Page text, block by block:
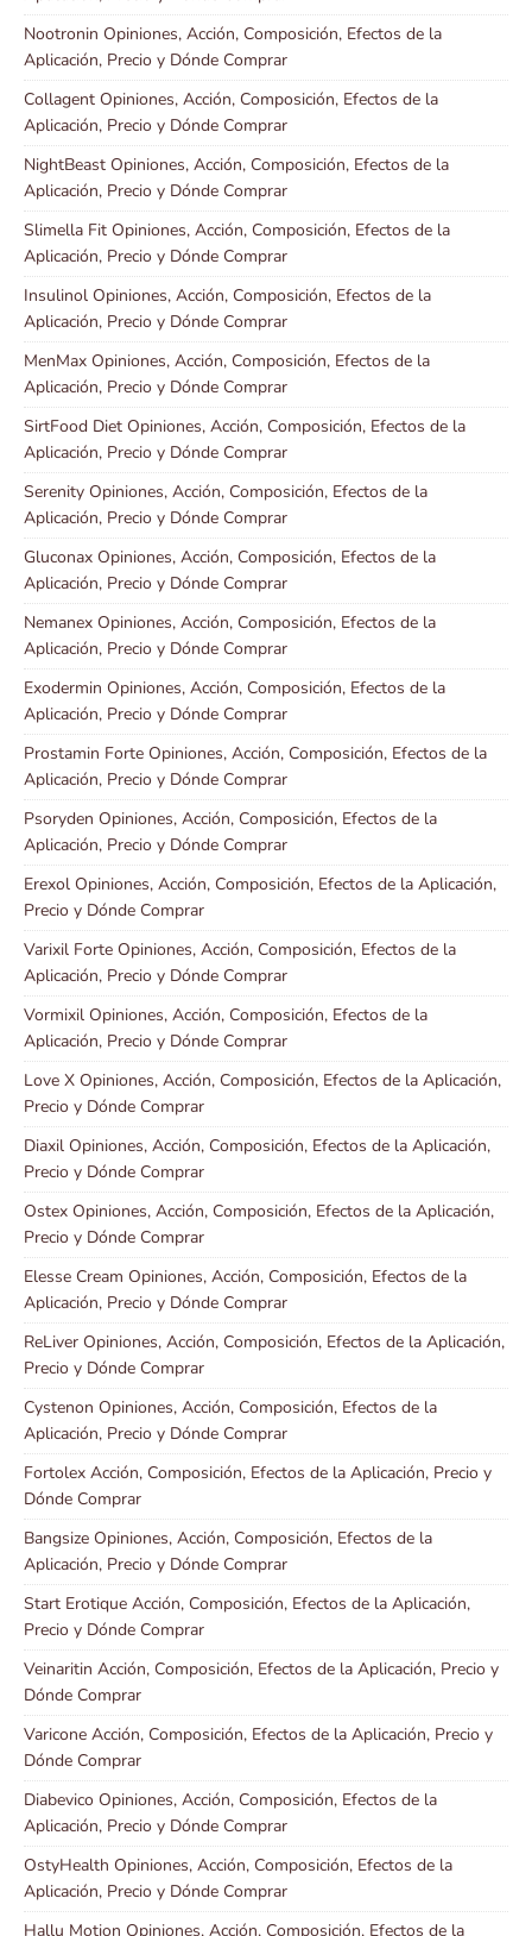
Nootronin Opiniones, Acción, Composición, Efectos de la
Aplicación, Precio y Dónde Comprar
Collagent Opiniones, Acción, Composición, Efectos de la
Aplicación, Precio y Dónde Comprar
NightBeast Opiniones, Acción, Composición, Efectos de la
Aplicación, Precio y Dónde Comprar
Slimella Fit Opiniones, Acción, Composición, Efectos de la
Aplicación, Precio y Dónde Comprar
Insulinol Opiniones, Acción, Composición, Efectos de la
Aplicación, Precio y Dónde Comprar
MenMax Opiniones, Acción, Composición, Efectos de la
Aplicación, Precio y Dónde Comprar
SirtFood Diet Opiniones, Acción, Composición, Efectos de la
Aplicación, Precio y Dónde Comprar
Serenity Opiniones, Acción, Composición, Efectos de la
Aplicación, Precio y Dónde Comprar
Gluconax Opiniones, Acción, Composición, Efectos de la
Aplicación, Precio y Dónde Comprar
Nemanex Opiniones, Acción, Composición, Efectos de la
Aplicación, Precio y Dónde Comprar
Exodermin Opiniones, Acción, Composición, Efectos de la
Aplicación, Precio y Dónde Comprar
Prostamin Forte Opiniones, Acción, Composición, Efectos de la
Aplicación, Precio y Dónde Comprar
Psoryden Opiniones, Acción, Composición, Efectos de la
Aplicación, Precio y Dónde Comprar
Erexol Opiniones, Acción, Composición, Efectos de la Aplicación,
Precio y Dónde Comprar
Varixil Forte Opiniones, Acción, Composición, Efectos de la
Aplicación, Precio y Dónde Comprar
Vormixil Opiniones, Acción, Composición, Efectos de la
Aplicación, Precio y Dónde Comprar
Love X Opiniones, Acción, Composición, Efectos de la Aplicación,
Precio y Dónde Comprar
Diaxil Opiniones, Acción, Composición, Efectos de la Aplicación,
Precio y Dónde Comprar
Ostex Opiniones, Acción, Composición, Efectos de la Aplicación,
Precio y Dónde Comprar
Elesse Cream Opiniones, Acción, Composición, Efectos de la
Aplicación, Precio y Dónde Comprar
ReLiver Opiniones, Acción, Composición, Efectos de la Aplicación,
Precio y Dónde Comprar
Cystenon Opiniones, Acción, Composición, Efectos de la
Aplicación, Precio y Dónde Comprar
Fortolex Acción, Composición, Efectos de la Aplicación, Precio y
Dónde Comprar
Bangsize Opiniones, Acción, Composición, Efectos de la
Aplicación, Precio y Dónde Comprar
Start Erotique Acción, Composición, Efectos de la Aplicación,
Precio y Dónde Comprar
Veinaritin Acción, Composición, Efectos de la Aplicación, Precio y
Dónde Comprar
Varicone Acción, Composición, Efectos de la Aplicación, Precio y
Dónde Comprar
Diabevico Opiniones, Acción, Composición, Efectos de la
Aplicación, Precio y Dónde Comprar
OstyHealth Opiniones, Acción, Composición, Efectos de la
Aplicación, Precio y Dónde Comprar
Hallu Motion Opiniones, Acción, Composición, Efectos de la